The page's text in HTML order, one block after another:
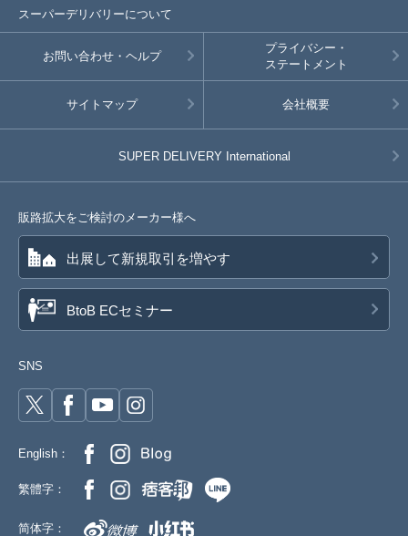
スーパーデリバリーについて
お問い合わせ・ヘルプ
プライバシー・
ステートメント
サイトマップ 会社概要
SUPER DELIVERY International
販路拡大をご検討のメーカー様へ
出展して新規取引を増やす
BtoB ECセミナー
SNS
English：
繁體字：
简体字：